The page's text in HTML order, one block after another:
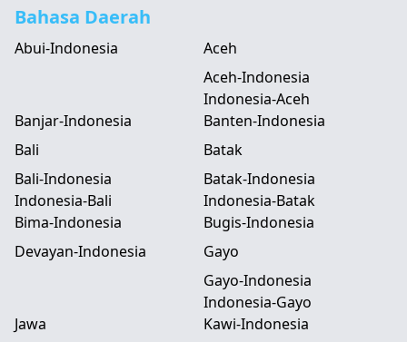
Bahasa Daerah
Abui-Indonesia
Aceh
Aceh-Indonesia
Indonesia-Aceh
Banjar-Indonesia
Banten-Indonesia
Bali
Bali-Indonesia
Indonesia-Bali
Batak
Batak-Indonesia
Indonesia-Batak
Bima-Indonesia
Bugis-Indonesia
Devayan-Indonesia
Gayo
Gayo-Indonesia
Indonesia-Gayo
Jawa
Kawi-Indonesia